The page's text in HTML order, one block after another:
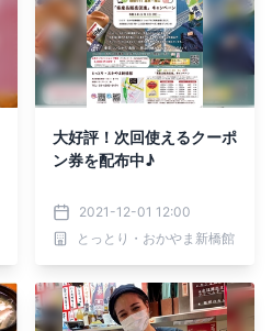
大好評！次回使えるクーポ
ン券を配布中♪
2021-12-01 12:00
とっとり・おかやま新橋館